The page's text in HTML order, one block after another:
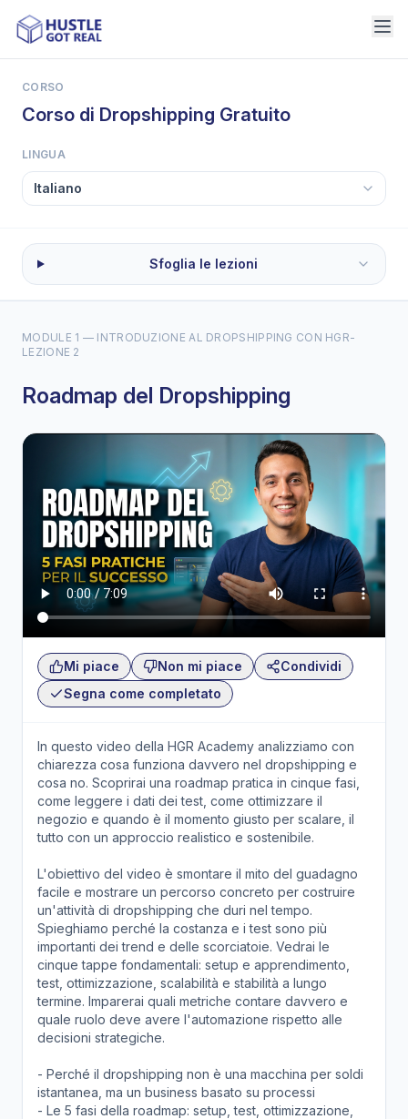
CORSO
Corso di Dropshipping Gratuito
LINGUA
Sfoglia le lezioni
MODULE 1 — INTRODUZIONE AL DROPSHIPPING CON HGR-
LEZIONE 2
Roadmap del Dropshipping
Mi piace Non mi piace
Condividi
Segna come completato
In questo video della HGR Academy analizziamo con
chiarezza cosa funziona davvero nel dropshipping e
cosa no. Scoprirai una roadmap pratica in cinque fasi,
come leggere i dati dei test, come ottimizzare il
negozio e quando è il momento giusto per scalare, il
tutto con un approccio realistico e sostenibile.
L'obiettivo del video è smontare il mito del guadagno
facile e mostrare un percorso concreto per costruire
un'attività di dropshipping che duri nel tempo.
Spieghiamo perché la costanza e i test sono più
importanti dei trend e delle scorciatoie. Vedrai le
cinque tappe fondamentali: setup e apprendimento,
test, ottimizzazione, scalabilità e stabilità a lungo
termine. Imparerai quali metriche contare davvero e
quale ruolo deve avere l'automazione rispetto alle
decisioni strategiche.
- Perché il dropshipping non è una macchina per soldi
istantanea, ma un business basato su processi
- Le 5 fasi della roadmap: setup, test, ottimizzazione,